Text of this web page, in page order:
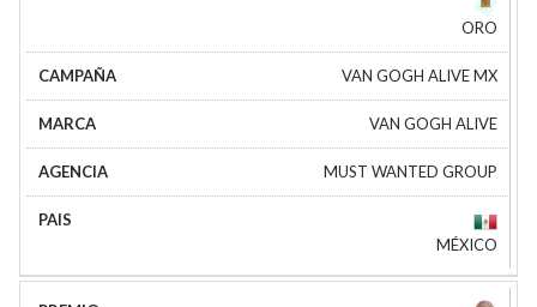
ORO
VAN GOGH ALIVE MX
VAN GOGH ALIVE
MUST WANTED GROUP
MÉXICO